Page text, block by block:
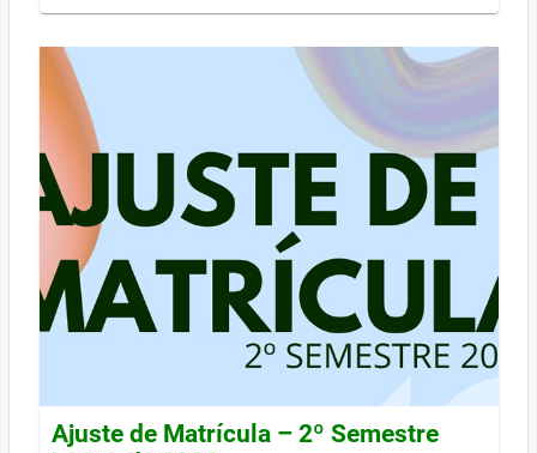
Ajuste de Matrícula – 2º Semestre